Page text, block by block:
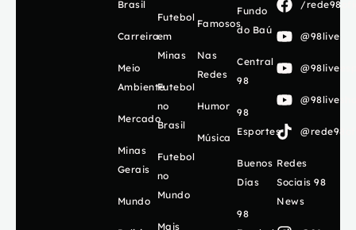
Brasil
Carreira
Meio
Ambiente
Mercado
Minas
Gerais
Mundo
Futebol
em
Minas
Futebol
no
Brasil
Futebol
no
Mundo
Mais
Famosos
Nas
Redes
Humor
Música
Fundo
do Baú
Central
98
98
Esportes
Buenos
Días
98
/
@98live
Redes
Sociais 98
News